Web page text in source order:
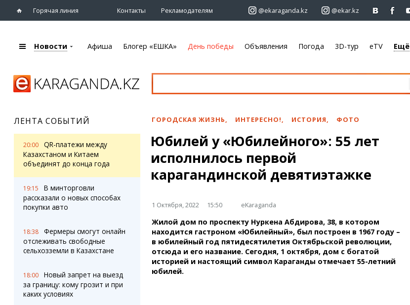
Горячая линия Контакты Рекламодателям @ekaraganda.kz @ekar.kz
Караганды
eTV
Рассылка новостей
Персоны
Афиша
Театры
Спорт
Выставки
Цирк и зоопарк
Объявления
Автомобили
Услуги
Электроника
Мебель
Блогер «ЕШКА»
Лента блогера
Фотокомиксы
Коллаж недели
Web-камеры
Пробки
Карта Караганды
Организации
Мой участковый
Перекрытие дорог
Караганда
Темиртау
Балхаш
Жезказган
Медиа
Новости Афиша Блогер «ЕШКА» День победы Объявления Погода 3D-тур eTV Ещё
ЛЕНТА СОБЫТИЙ
20:00
QR-платежи между
Казахстаном и Китаем
объединят до конца года
19:15
В минторговли
рассказали о новых способах
покупки авто
18:38
Фермеры смогут онлайн
отслеживать свободные
сельхозземли в Казахстане
18:00
Новый запрет на выезд
за границу: кому грозит и при
каких условиях
ГОРОДСКАЯ ЖИЗНЬ, ИНТЕРЕСНО!, ИСТОРИЯ, ФОТО
Юбилей у «Юбилейного»: 55 лет
исполнилось первой
карагандинской девятиэтажке
1 Октября, 2022 15:50 eKaraganda
Жилой дом по проспекту Нуркена Абдирова, 38, в котором
находится гастроном «Юбилейный», был построен в 1967 году –
в юбилейный год пятидесятилетия Октябрьской революции,
отсюда и его название. Сегодня, 1 октября, дом с богатой
историей и настоящий символ Караганды отмечает 55-летний
юбилей.